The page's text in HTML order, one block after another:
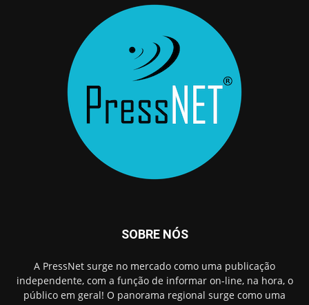
SOBRE NÓS
A PressNet surge no mercado como uma publicação
independente, com a função de informar on-line, na hora, o
público em geral! O panorama regional surge como uma